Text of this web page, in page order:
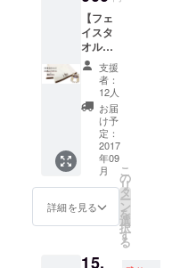
以上お
買い上
げの
際、使
用可能
なスペ
シャル
クーポ
ン！
ぬいぐ
るみ
に、特
製ス
テッ
カー&ク
ラウド
ファン
ディン
グ限定
特製缶
バッジ
がつい
たセッ
トで
ジで
【フェ
イスタ
オル
セッ
ト】
+500円
クーポ
ン ネコ
めんト
リセッ
ト+限定
フェイ
スタオ
ル+500
円クー
ポン ネ
トリ
支援
者：
12人
お届
け予
定：
2017
年09
月
詳細を見る
こ
の
リ
タ
ー
ン
を
選
択
す
る
15,